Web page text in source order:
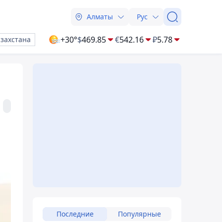
Алматы Рус
+30°$469.85 €542.16 ₽5.78
Последние Популярные